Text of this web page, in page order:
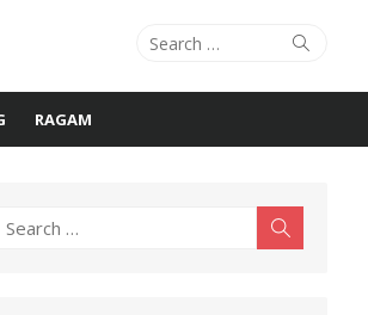
Search
Search
RAGAM
Search